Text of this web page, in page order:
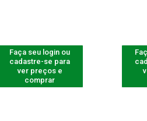
Faça seu login ou
cadastre-se para
ver preços e
comprar